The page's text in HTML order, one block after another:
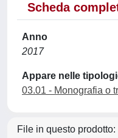
Scheda
Anno
2017
Appare nelle
03.01 - Monografia o
File in questo prodotto: